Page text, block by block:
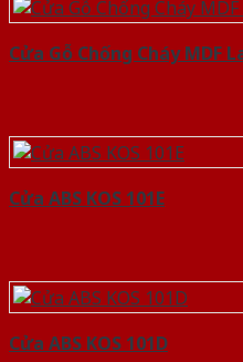
Cửa Gỗ Chống Cháy MDF
Cửa ABS KOS 101E
Cửa ABS KOS 101D